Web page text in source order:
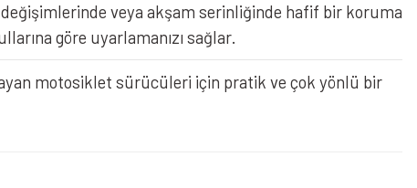
veya akşam serinliğinde hafif bir koruma
göre uyarlamanızı sağlar.
motosiklet sürücüleri için pratik ve çok yönlü bir